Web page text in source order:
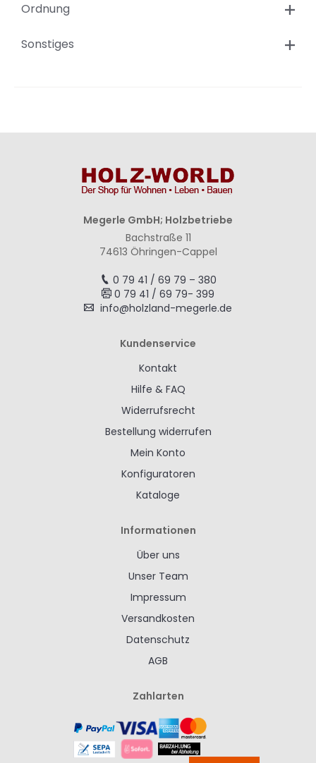
Ordnung
Sonstiges
Megerle GmbH; Holzbetriebe
Bachstraße 11
74613 Öhringen-Cappel
0 79 41 / 69 79 – 380
0 79 41 / 69 79- 399
info@holzland-megerle.de
Kundenservice
Kontakt
Hilfe & FAQ
Widerrufsrecht
Bestellung widerrufen
Mein Konto
Konfiguratoren
Kataloge
Informationen
Über uns
Unser Team
Impressum
Versandkosten
Datenschutz
AGB
Zahlarten